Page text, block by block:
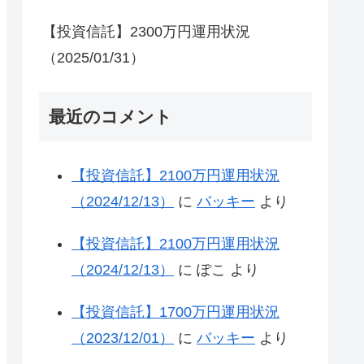
【投資信託】2300万円運用状況
（2025/01/31）
最近のコメント
【投資信託】2100万円運用状況
（2024/12/13）
に バッキー より
【投資信託】2100万円運用状況
（2024/12/13）
に ぽこ より
【投資信託】1700万円運用状況
（2023/12/01）
に バッキー より